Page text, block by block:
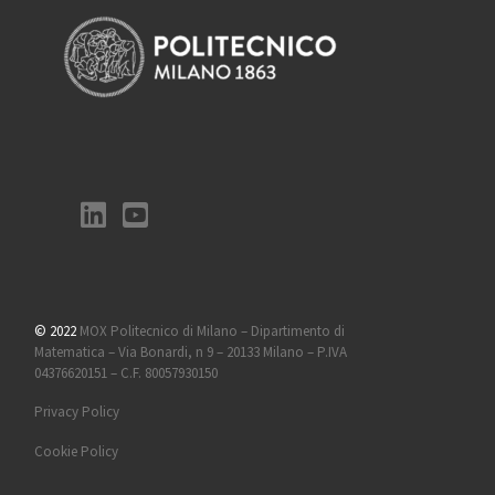
© 2022 MOX Politecnico di Milano – Dipartimento di
Matematica – Via Bonardi, n 9 – 20133 Milano – P.IVA
04376620151 – C.F. 80057930150
Privacy Policy
Cookie Policy